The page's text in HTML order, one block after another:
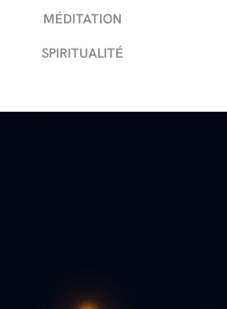
MÉDITATION
SPIRITUALITÉ